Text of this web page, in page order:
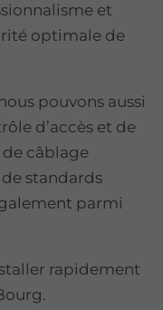
et
optimale de
pouvons aussi
d’accès et de
de câblage
standards
parmi
rapidement